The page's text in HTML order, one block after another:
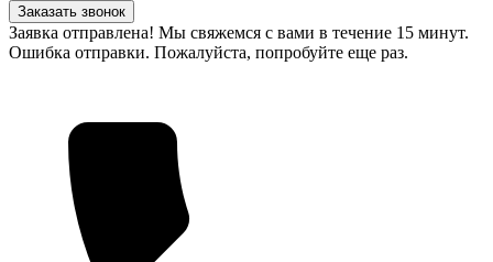
Заказать звонок
Заявка отправлена! Мы свяжемся с вами в течение 15 минут.
Ошибка отправки. Пожалуйста, попробуйте еще раз.